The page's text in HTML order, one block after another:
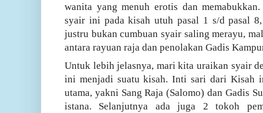
wanita yang menuh erotis dan
syair ini pada kisah utuh pasal 1 s/d pasal
justru bukan cumbuan syair saling merayu,
antara rayuan raja dan penolakan Gadis
Untuk lebih jelasnya, mari kita uraikan syair
ini menjadi suatu kisah. Inti sari dari Kisah
utama, yakni Sang Raja (Salomo) dan Gadis
istana. Selanjutnya ada juga 2 tokoh